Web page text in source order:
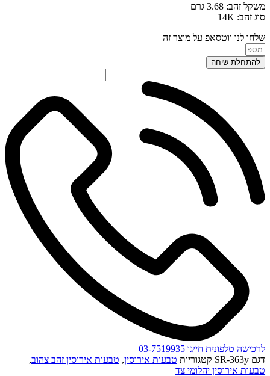
משקל זהב: 3.68 גרם
סוג זהב: 14K
שלחו לנו ווטסאפ על מוצר זה
להתחלת שיחה
לרכישה טלפונית חייגו 03-7519935
דגם SR-363y קטגוריות טבעות אירוסין, טבעות אירוסין זהב צהוב,
טבעות אירוסין יהלומי צד